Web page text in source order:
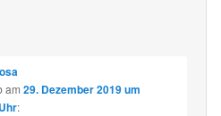
am 29. Dezember 2019 um
: